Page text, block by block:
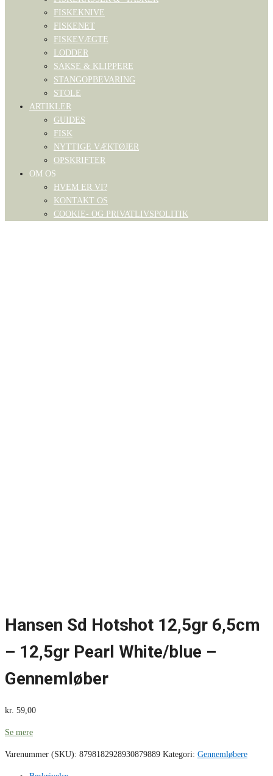
FISKEKNIVE
FISKENET
FISKEVÆGTE
LODDER
SAKSE & KLIPPERE
STANGOPBEVARING
STOLE
ARTIKLER
GUIDES
FISK
NYTTIGE VÆKTØJER
OPSKRIFTER
OM OS
HVEM ER VI?
KONTAKT OS
COOKIE- OG PRIVATLIVSPOLITIK
Hansen Sd Hotshot 12,5gr 6,5cm
– 12,5gr Pearl White/blue –
Gennemløber
kr. 59,00
Se mere
Varenummer (SKU): 8798182928930879889 Kategori: Gennemløbere